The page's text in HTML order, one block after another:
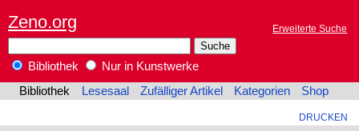
Zeno.org Erweiterte Suche
Bibliothek
Nur in Kunstwerke
Bibliothek
Lesesaal Zufälliger Artikel Kategorien Shop
DRUCKEN